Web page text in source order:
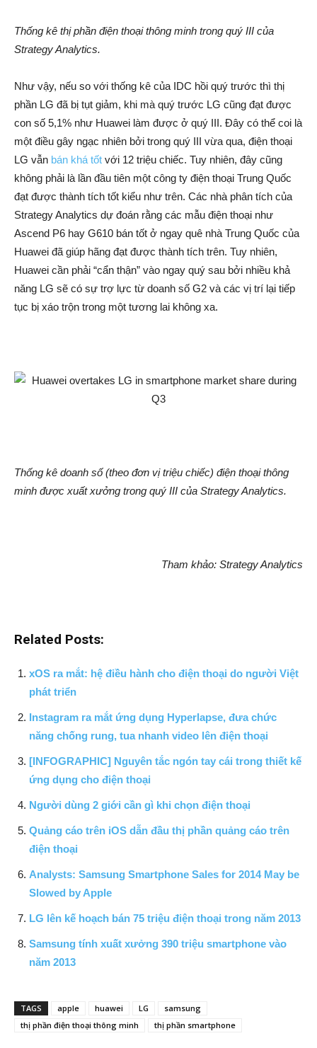
Thống kê thị phần điện thoại thông minh trong quý III của
Strategy Analytics.
Như vậy, nếu so với thống kê của IDC hồi quý trước thì thị
phần LG đã bị tụt giảm, khi mà quý trước LG cũng đạt được
con số 5,1% như Huawei làm được ở quý III. Đây có thể coi là
một điều gây ngạc nhiên bởi trong quý III vừa qua, điện thoại
LG vẫn bán khá tốt với 12 triệu chiếc. Tuy nhiên, đây cũng
không phải là lần đầu tiên một công ty điện thoại Trung Quốc
đạt được thành tích tốt kiểu như trên. Các nhà phân tích của
Strategy Analytics dự đoán rằng các mẫu điện thoại như
Ascend P6 hay G610 bán tốt ở ngay quê nhà Trung Quốc của
Huawei đã giúp hãng đạt được thành tích trên. Tuy nhiên,
Huawei cần phải “cẩn thận” vào ngay quý sau bởi nhiều khả
năng LG sẽ có sự trợ lực từ doanh số G2 và các vị trí lại tiếp
tục bị xáo trộn trong một tương lai không xa.
Thống kê doanh số (theo đơn vị triệu chiếc) điện thoại thông
minh được xuất xưởng trong quý III của Strategy Analytics.
Tham khảo: Strategy Analytics
Related Posts:
xOS ra mắt: hệ điều hành cho điện thoại do người Việt
phát triển
Instagram ra mắt ứng dụng Hyperlapse, đưa chức
năng chống rung, tua nhanh video lên điện thoại
[INFOGRAPHIC] Nguyên tắc ngón tay cái trong thiết kế
ứng dụng cho điện thoại
Người dùng 2 giới cần gì khi chọn điện thoại
Quảng cáo trên iOS dẫn đầu thị phần quảng cáo trên
điện thoại
Analysts: Samsung Smartphone Sales for 2014 May be
Slowed by Apple
LG lên kế hoạch bán 75 triệu điện thoại trong năm 2013
Samsung tính xuất xưởng 390 triệu smartphone vào
năm 2013
TAGS apple huawei LG
samsung
thị phần điện thoại thông minh
thị phần smartphone